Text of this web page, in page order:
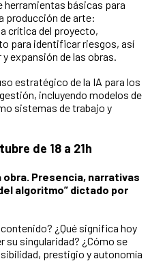
herramientas básicas para
producción de arte:
crítica del proyecto,
para identificar riesgos, así
expansión de las obras.
estratégico de la IA para los
incluyendo modelos de
sistemas de trabajo y
de 18 a 21h
obra. Presencia, narrativas
algoritmo” dictado por
¿Qué significa hoy
su singularidad? ¿Cómo se
prestigio y autonomía